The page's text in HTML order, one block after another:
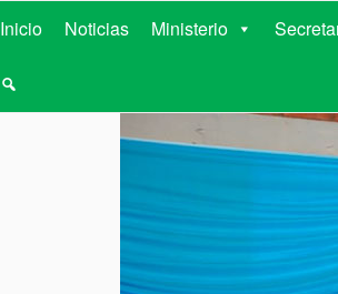
MINISTERIO
Inicio Noticias Ministerio